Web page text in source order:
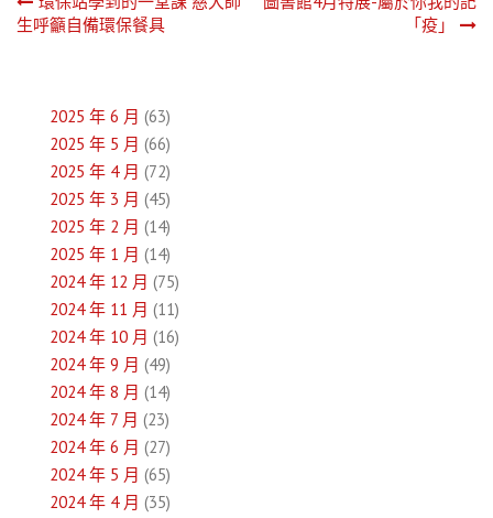
文
覽
生呼籲自備環保餐具
「疫」
2025 年 6 月 (63)
2025 年 5 月 (66)
2025 年 4 月 (72)
2025 年 3 月 (45)
2025 年 2 月 (14)
2025 年 1 月 (14)
2024 年 12 月 (75)
2024 年 11 月 (11)
2024 年 10 月 (16)
2024 年 9 月 (49)
2024 年 8 月 (14)
2024 年 7 月 (23)
2024 年 6 月 (27)
2024 年 5 月 (65)
2024 年 4 月 (35)